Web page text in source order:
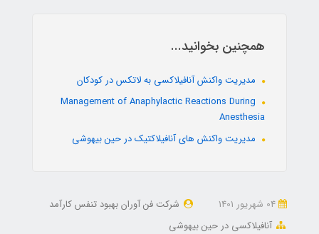
همچنین بخوانید...
مدیریت واکنش آنافیلاکسی به لاتکس در کودکان
Management of Anaphylactic Reactions During
Anesthesia
مديريت واکنش های آنافيلاکتيک در حين بيهوشی
شرکت فن آوران بهبود تنفس کارآمد
آنافيلاکسی در حين بيهوشی